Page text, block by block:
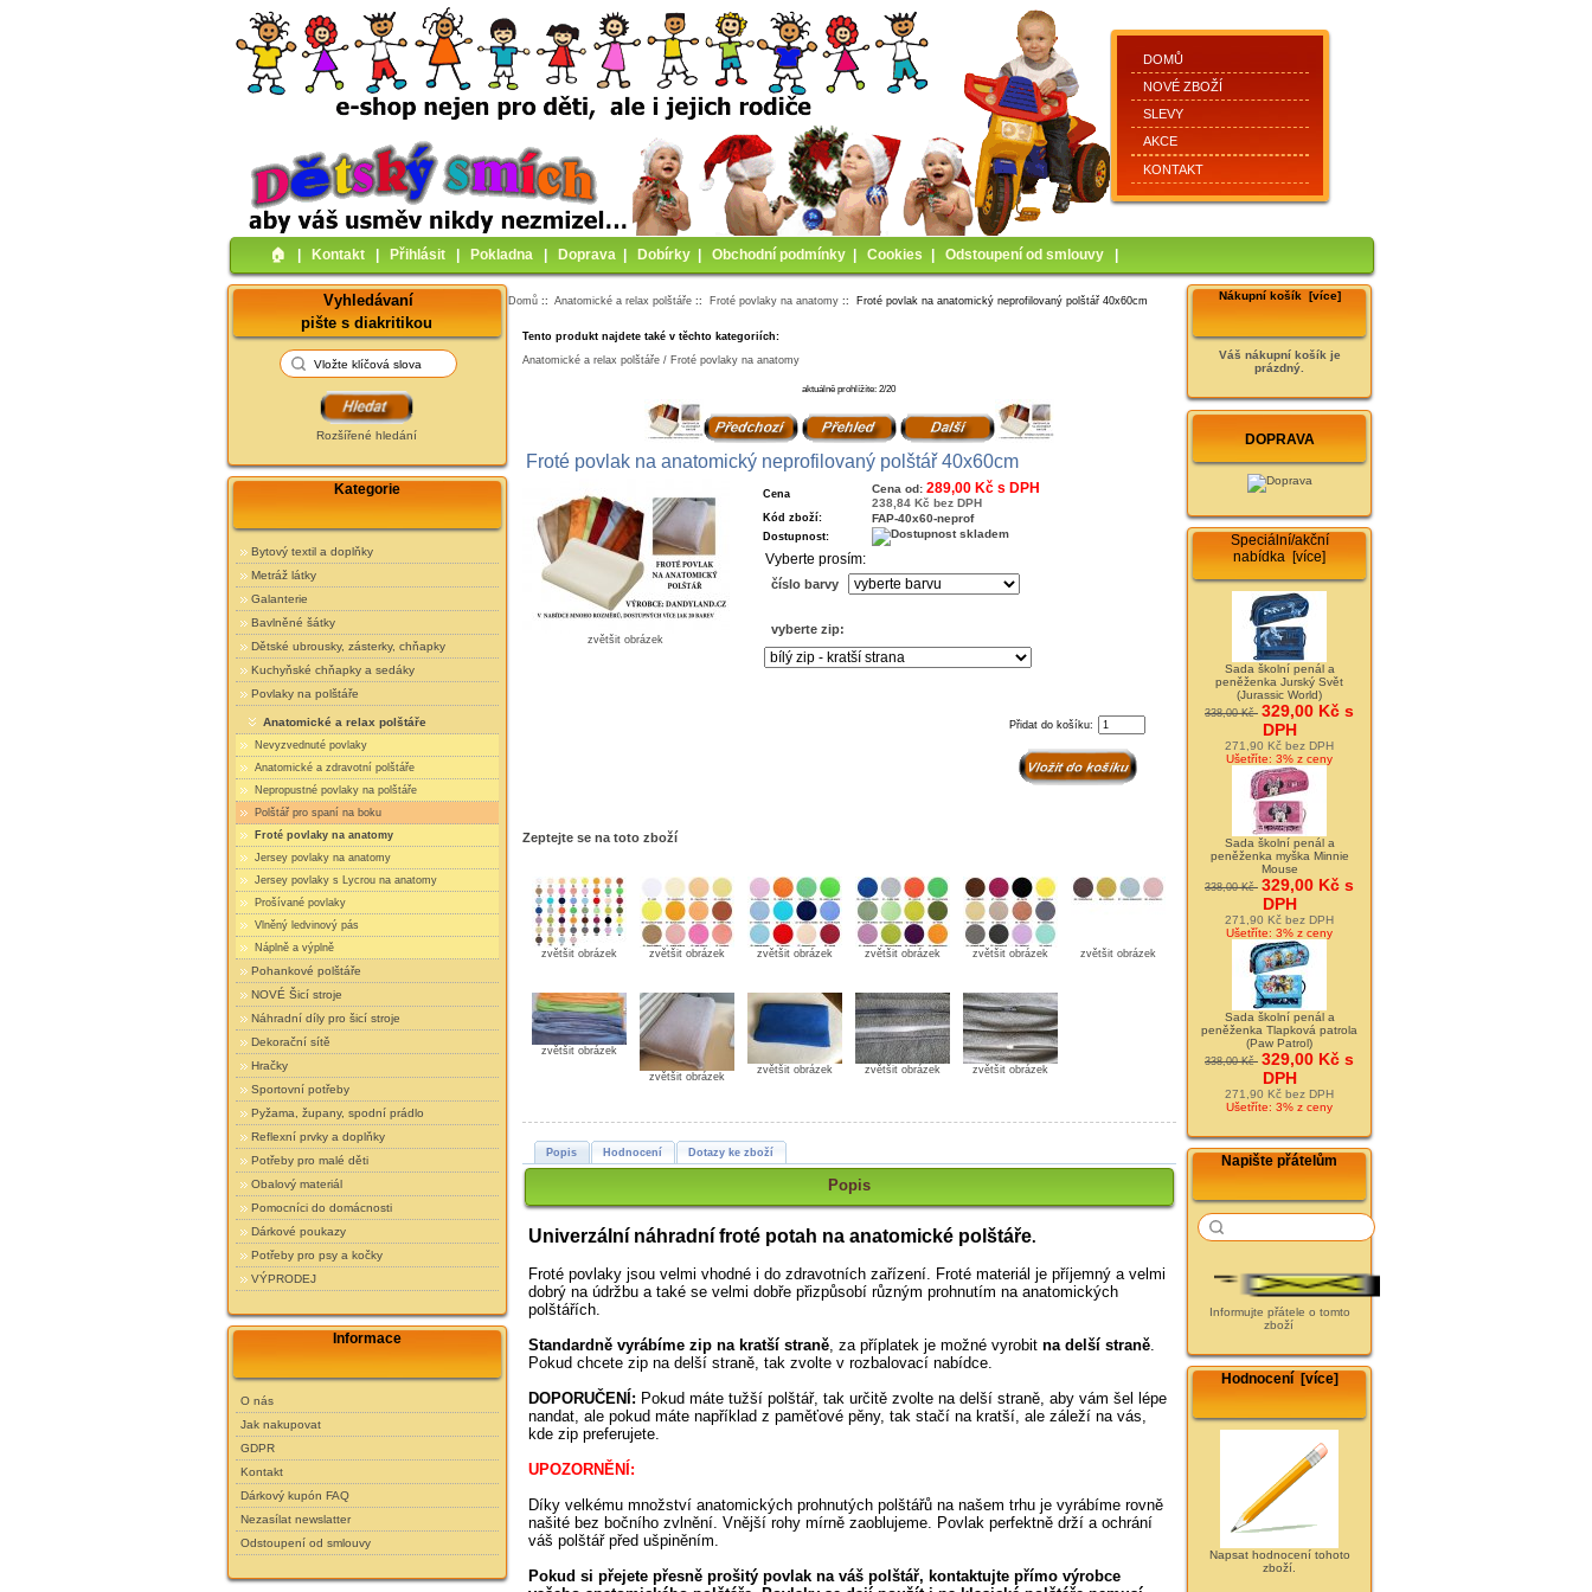
DOMŮ
NOVÉ ZBOŽÍ
SLEVY
AKCE
KONTAKT
🏠︎ Kontakt Přihlásit Pokladna Doprava Dobírky Obchodní podmínky Cookies Odstoupení od smlouvy
Vyhledávaní
pište s diakritikou
Rozšířené hledání
Kategorie
Bytový textil a doplňky
Metráž látky
Galanterie
Bavlněné šátky
Dětské ubrousky, zásterky, chňapky
Kuchyňské chňapky a sedáky
Povlaky na polštáře
Anatomické a relax polštáře
Nevyzvednuté povlaky
Anatomické a zdravotní polštáře
Nepropustné povlaky na polštáře
Polštář pro spaní na boku
Froté povlaky na anatomy
Jersey povlaky na anatomy
Jersey povlaky s Lycrou na anatomy
Prošívané povlaky
Vlněný ledvinový pás
Náplně a výplně
Pohankové polštáře
NOVÉ Šicí stroje
Náhradní díly pro šicí stroje
Dekorační sítě
Hračky
Sportovní potřeby
Pyžama, župany, spodní prádlo
Reflexní prvky a doplňky
Potřeby pro malé děti
Obalový materiál
Pomocníci do domácnosti
Dárkové poukazy
Potřeby pro psy a kočky
VÝPRODEJ
Informace
O nás
Jak nakupovat
GDPR
Kontakt
Dárkový kupón FAQ
Nezasílat newslatter
Odstoupení od smlouvy
Domů ::Anatomické a relax polštáře :: Froté povlaky na anatomy :: Froté povlak na anatomický neprofilovaný polštář 40x60cm
Tento produkt najdete také v těchto kategoriích:
Anatomické a relax polštáře / Froté povlaky na anatomy
aktuálně prohlížíte: 2/20
Froté povlak na anatomický neprofilovaný polštář 40x60cm
zvětšit obrázek
Cena Cena od:289,00 Kč s DPH
238,84 Kč bez DPH
Kód zboží: FAP-40x60-neprof
Dostupnost:
Vyberte prosím:
číslo barvy
vyberte zip:
Přidat do košíku:
Zeptejte se na toto zboží
zvětšit obrázek zvětšit obrázek zvětšit obrázek zvětšit obrázek zvětšit obrázek zvětšit obrázek
zvětšit obrázek
zvětšit obrázek
zvětšit obrázek zvětšit obrázek zvětšit obrázek
Popis Hodnocení Dotazy ke zboží
Popis
Univerzální náhradní froté potah na anatomické polštáře.
Froté povlaky jsou velmi vhodné i do zdravotních zařízení. Froté materiál je příjemný a velmi
dobrý na údržbu a také se velmi dobře přizpůsobí různým prohnutím na anatomických
polštářích.
Standardně vyrábíme zip na kratší straně , za příplatek je možné vyrobitna delší straně
Pokud chcete zip na delší straně, tak zvolte v rozbalovací nabídce.
DOPORUČENÍ: Pokud máte tužší polštář, tak určitě zvolte na delší straně, aby vám šel lépe
nandat, ale pokud máte například z paměťové pěny, tak stačí na kratší, ale záleží na vás,
kde zip preferujete.
UPOZORNĚNÍ:
Díky velkému množství anatomických prohnutých polštářů na našem trhu je vyrábíme rovně
našité bez bočního zvlnění. Vnější rohy mírně zaoblujeme. Povlak perfektně drží a ochrání
váš polštář před ušpiněním.
Pokud si přejete přesně prošitý povlak na váš polštář, kontaktujte přímo výrobce
Nákupní košík [více]
Váš nákupní košík je
prázdný.
DOPRAVA
Speciální/akční
nabídka [více]
Sada školní penál a
peněženka Jurský Svět
(Jurassic World)
338,00 Kč 329,00 Kč s
DPH
271,90 Kč bez DPH
Ušetříte: 3% z ceny
Sada školní penál a
peněženka myška Minnie
Mouse
338,00 Kč 329,00 Kč s
DPH
271,90 Kč bez DPH
Ušetříte: 3% z ceny
Sada školní penál a
peněženka Tlapková patrola
(Paw Patrol)
338,00 Kč 329,00 Kč s
DPH
271,90 Kč bez DPH
Ušetříte: 3% z ceny
Napište přátelům
Informujte přátele o tomto
zboží
Hodnocení [více]
Napsat hodnocení tohoto
zboží.